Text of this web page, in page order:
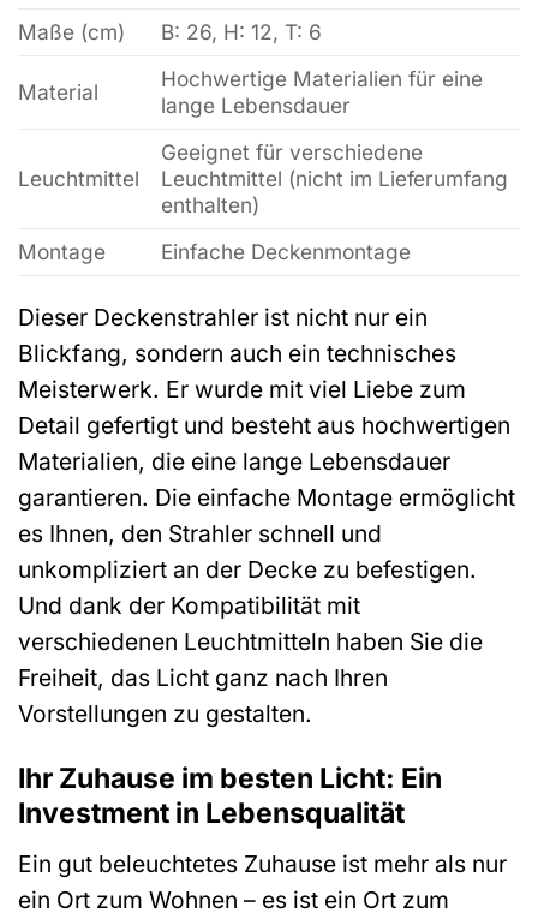
Maße (cm)
B: 26, H: 12, T: 6
Material
Hochwertige Materialien für eine
lange Lebensdauer
Leuchtmittel
Geeignet für verschiedene
Leuchtmittel (nicht im Lieferumfang
enthalten)
Montage
Einfache Deckenmontage
Dieser Deckenstrahler ist nicht nur ein
Blickfang, sondern auch ein technisches
Meisterwerk. Er wurde mit viel Liebe zum
Detail gefertigt und besteht aus hochwertigen
Materialien, die eine lange Lebensdauer
garantieren. Die einfache Montage ermöglicht
es Ihnen, den Strahler schnell und
unkompliziert an der Decke zu befestigen.
Und dank der Kompatibilität mit
verschiedenen Leuchtmitteln haben Sie die
Freiheit, das Licht ganz nach Ihren
Vorstellungen zu gestalten.
Ihr Zuhause im besten Licht: Ein
Investment in Lebensqualität
Ein gut beleuchtetes Zuhause ist mehr als nur
ein Ort zum Wohnen – es ist ein Ort zum